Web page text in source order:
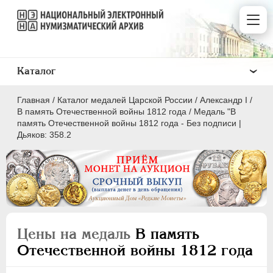
Главная / Каталог медалей Царской России / Александр I /
В память Отечественной войны 1812 года / Медаль "В
память Отечественной войны 1812 года - Без подписи |
Дьяков: 358.2
Цены на медаль В память
Отечественной войны 1812 года
Каталог
ВСЕ
ПEТР I 1699-1725
ПЕТР II
АННА ИОАННОВНА 1730-1740